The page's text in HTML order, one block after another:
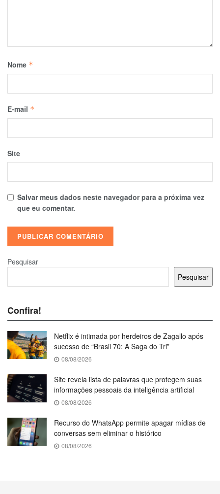
Nome *
E-mail *
Site
Salvar meus dados neste navegador para a próxima vez
que eu comentar.
Pesquisar
Pesquisar
Confira!
Netflix é intimada por herdeiros de Zagallo após
sucesso de “Brasil 70: A Saga do Tri”
08/08/2026
Site revela lista de palavras que protegem suas
informações pessoais da inteligência artificial
08/08/2026
Recurso do WhatsApp permite apagar mídias de
conversas sem eliminar o histórico
08/08/2026